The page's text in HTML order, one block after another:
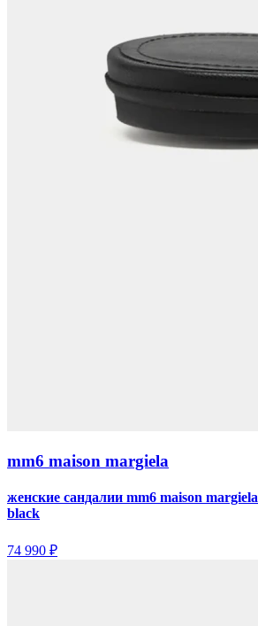
mm6 maison margiela
женские сандалии mm6 maison
black
74 990 ₽